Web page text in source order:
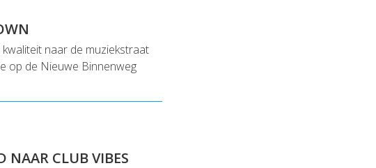
naar de muziekstraat
op de Nieuwe Binnenweg
NAAR CLUB VIBES